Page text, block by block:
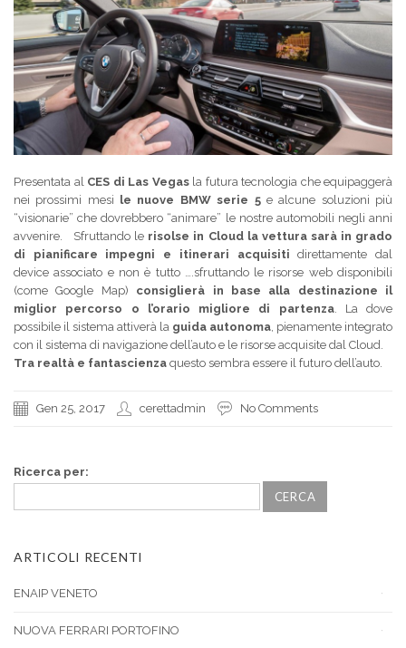
Presentata al CES di Las Vegasla futura tecnologia che equipaggerà
nei prossimi mesi le nuove BMW serie 5e alcune soluzioni più
“visionarie” che dovrebbero “animare” le nostre automobili negli anni
avvenire. Sfruttando le risolse in Cloud la vettura sarà in grado
di pianificare impegni e itinerari acquisiti direttamente dal
device associato e non è tutto ….sfruttando le risorse web disponibili
(come Google Map) consiglierà in base alla destinazione il
miglior percorso o l’orario migliore di partenza. La dove
possibile il sistema attiverà la guida autonoma, pienamente integrato
con il sistema di navigazione dell’auto e le risorse acquisite dal Cloud.
Tra realtà e fantascienza questo sembra essere il futuro dell’auto.
Gen 25, 2017 cerettadmin No Comments
Ricerca per:
ARTICOLI RECENTI
ENAIP VENETO
NUOVA FERRARI PORTOFINO